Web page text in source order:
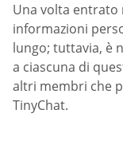
Una volta entrato
informazioni
lungo; tuttavia, è
a ciascuna di
altri membri che
TinyChat.